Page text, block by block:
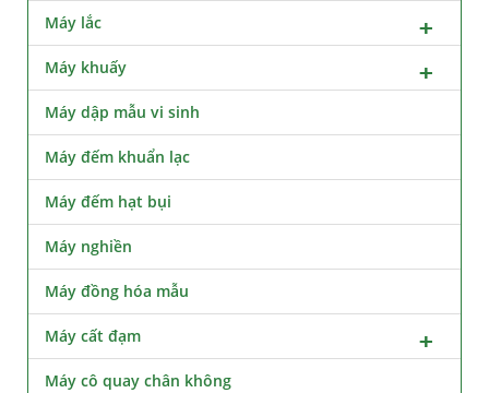
Máy lắc
Máy khuấy
Máy dập mẫu vi sinh
Máy đếm khuẩn lạc
Máy đếm hạt bụi
Máy nghiền
Máy đồng hóa mẫu
Máy cất đạm
Máy cô quay chân không